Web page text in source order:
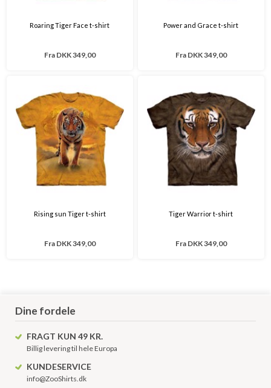
Roaring Tiger Face t-shirt
Fra DKK 349,00
Power and Grace t-shirt
Fra DKK 349,00
Rising sun Tiger t-shirt
Fra DKK 349,00
Tiger Warrior t-shirt
Fra DKK 349,00
Dine fordele
FRAGT KUN 49 KR.
Billig levering til hele Europa
KUNDESERVICE
info@ZooShirts.dk